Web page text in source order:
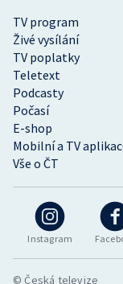
Instagram
TV program
Živé vysílání
TV poplatky
Teletext
Podcasty
Počasí
E-shop
Mobilní a TV
Vše o ČT
© Česká televize